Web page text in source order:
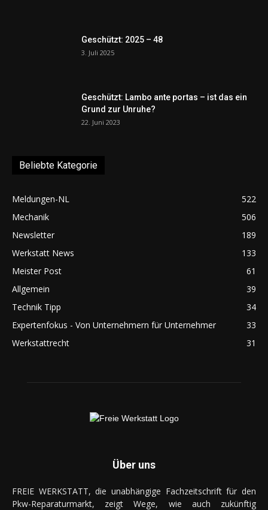
Geschützt: 2025 – 48
3. Juli 2025
Geschützt: Lambo ante portas – ist das ein
Grund zur Unruhe?
22. Juni 2023
Beliebte Kategorie
Meldungen-NL
522
Mechanik
506
Newsletter
189
Werkstatt News
133
Meister Post
61
Allgemein
39
Technik Tipp
34
Expertenfokus - Von Unternehmern für Unternehmer
33
Werkstattrecht
31
Über uns
FREIE WERKSTATT, die unabhängige Fachzeitschrift für den
Pkw-Reparaturmarkt, zeigt Wege, wie auch zukünftig